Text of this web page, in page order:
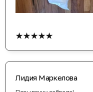
★★★★★
Лидия Маркелова